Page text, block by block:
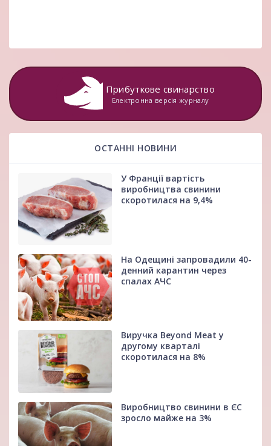
Прибуткове свинарство
Електронна версія журналу
ОСТАННІ НОВИНИ
У Франції вартість
виробництва свинини
скоротилася на 9,4%
На Одещині запровадили 40-
денний карантин через
спалах АЧС
Виручка Beyond Meat у
другому кварталі
скоротилася на 8%
Виробництво свинини в ЄС
зросло майже на 3%